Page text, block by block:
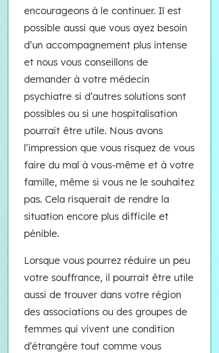
encourageons à le continuer. Il est
possible aussi que vous ayez besoin
d’un accompagnement plus intense
et nous vous conseillons de
demander à votre médecin
psychiatre si d’autres solutions sont
possibles ou si une hospitalisation
pourrait être utile. Nous avons
l’impression que vous risquez de vous
faire du mal à vous-même et à votre
famille, même si vous ne le souhaitez
pas. Cela risquerait de rendre la
situation encore plus difficile et
pénible.
Lorsque vous pourrez réduire un peu
votre souffrance, il pourrait être utile
aussi de trouver dans votre région
des associations ou des groupes de
femmes qui vivent une condition
d’étrangère tout comme vous